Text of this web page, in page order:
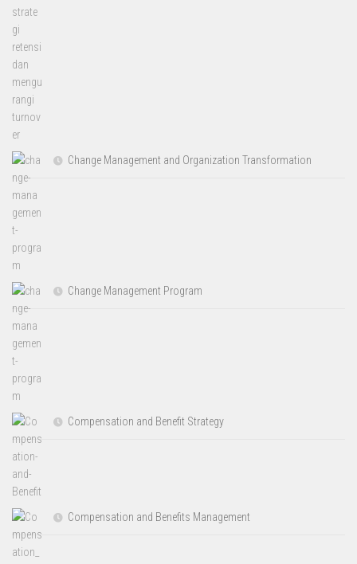
Change Management and Organization Transformation
Change Management Program
Compensation and Benefit Strategy
Compensation and Benefits Management